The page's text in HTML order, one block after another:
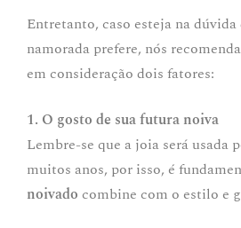
Entretanto, caso esteja na
namorada prefere, nós
em consideração dois fatores:
1. O gosto de sua futura noiva
Lembre-se que a joia será usada
muitos anos, por isso, é
noivado combine com o estilo e